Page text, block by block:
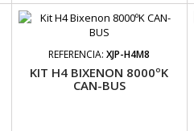
REFERENCIA:XJP-H4M8
KIT H4 BIXENON 8000ºK
CAN-BUS